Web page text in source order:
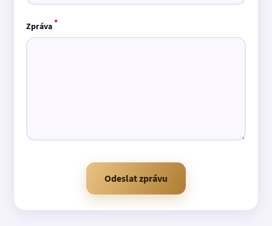
Zpráva*
Odeslat zprávu